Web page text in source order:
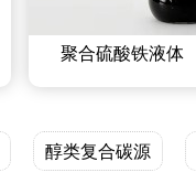
聚合硫酸铁液体
醇类复合碳源